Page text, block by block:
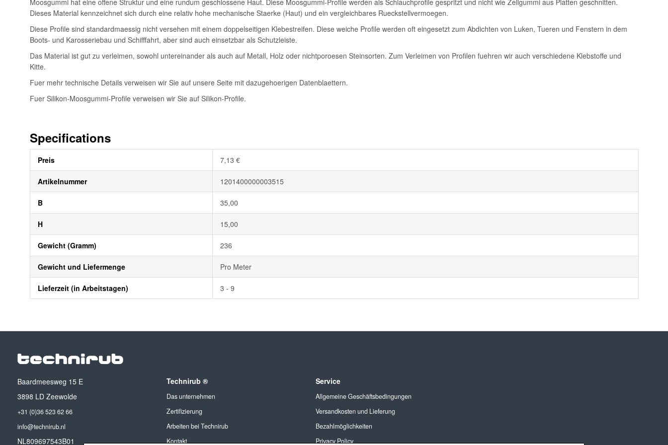
Moosgummi hat eine offene Struktur und eine rundum geschlossene Haut. Diese Moosgummi-Profile werden als Schlauchprofile gespritzt und nicht wie Zellgummi aus Platten geschnitten.
Dieses Material kennzeichnet sich durch eine relativ hohe mechanische Staerke (Haut) und ein vergleichbares Rueckstellvermoegen.
Diese Profile sind standardmaessig nicht versehen mit einem doppelseitigen Klebestreifen. Diese weiche Profile werden oft eingesetzt zum Abdichten von Luken, Tueren und Fenstern in dem
Boots- und Karosseriebau und Schifffahrt, aber sind auch einsetzbar als Schutzleiste.
Das Material ist gut zu verleimen, sowohl untereinander als auch auf Metall, Holz oder nichtporoesen Steinsorten. Zum Verleimen von Profilen fuehren wir auch verschiedene Klebstoffe und
Kitte.
Fuer mehr technische Details verweisen wir Sie auf unsere Seite mit dazugehoerigen Datenblaettern.
Fuer Silikon-Moosgummi-Profile verweisen wir Sie auf Silikon-Profile.
Specifications
Informationen
Preis 7,13 €
Artikelnummer 1201400000003515
B 35,00
H 15,00
Gewicht (Gramm) 236
Gewicht und Liefermenge Pro Meter
Lieferzeit (in Arbeitstagen) 3 - 9
Baardmeesweg 15 E
3898 LD Zeewolde
+31 (0)36 523 62 66
info@technirub.nl
NL809697543B01
Technirub ®
Das unternehmen
Zertifizierung
Arbeiten bei Technirub
Kontakt
Service
Allgemeine Geschäftsbedingungen
Versandkosten und Lieferung
Bezahlmöglichkeiten
Privacy Policy